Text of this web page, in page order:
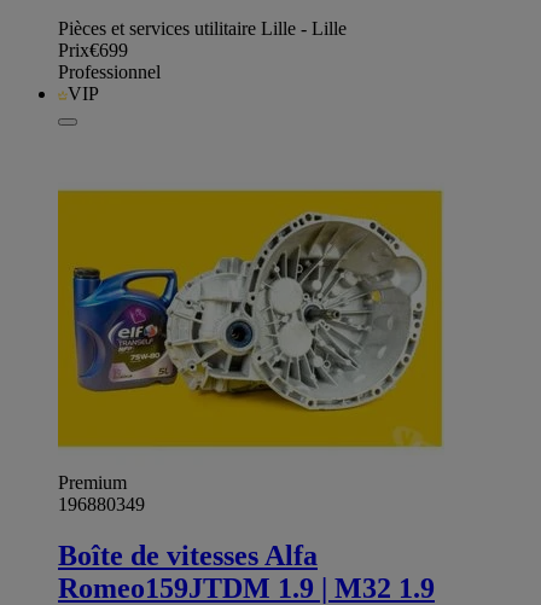
Pièces et services utilitaire Lille - Lille
Prix€699
Professionnel
VIP
Premium
196880349
Boîte de vitesses Alfa
Romeo159JTDM 1.9 | M32 1.9